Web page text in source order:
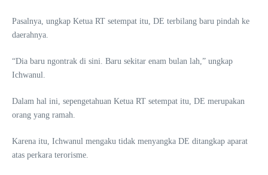
Pasalnya, ungkap Ketua RT setempat itu, DE terbilang baru pindah ke
daerahnya.
“Dia baru ngontrak di sini. Baru sekitar enam bulan lah,” ungkap
Ichwanul.
Dalam hal ini, sepengetahuan Ketua RT setempat itu, DE merupakan
orang yang ramah.
Karena itu, Ichwanul mengaku tidak menyangka DE ditangkap aparat
atas perkara terorisme.